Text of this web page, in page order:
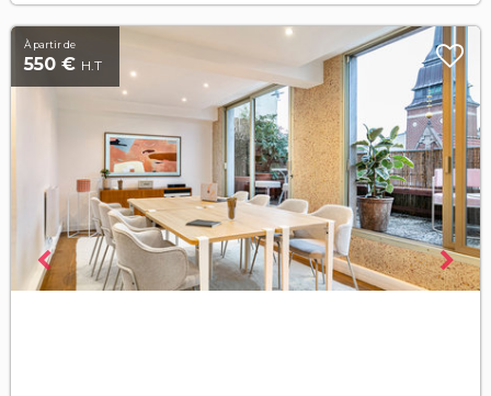
À partir de
550 € H.T